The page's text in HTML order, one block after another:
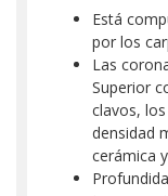
Está
por los
Las
Superior
clavos,
densidad
cerámica